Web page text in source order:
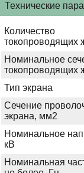
Технические
Количество
токопроводящих
Номинальное
токопроводящих
Тип экрана
Сечение
экрана, мм2
Номинальное
кВ
Номинальная